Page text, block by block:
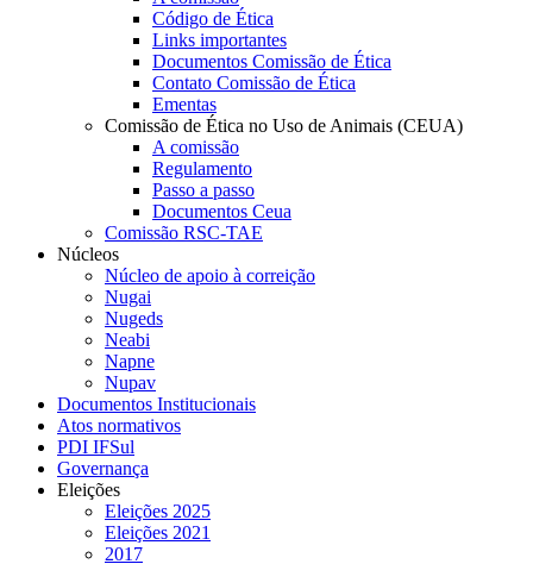
Código de Ética
Links importantes
Documentos Comissão de Ética
Contato Comissão de Ética
Ementas
Comissão de Ética no Uso de Animais (CEUA)
A comissão
Regulamento
Passo a passo
Documentos Ceua
Comissão RSC-TAE
Núcleos
Núcleo de apoio à correição
Nugai
Nugeds
Neabi
Napne
Nupav
Documentos Institucionais
Atos normativos
PDI IFSul
Governança
Eleições
Eleições 2025
Eleições 2021
2017